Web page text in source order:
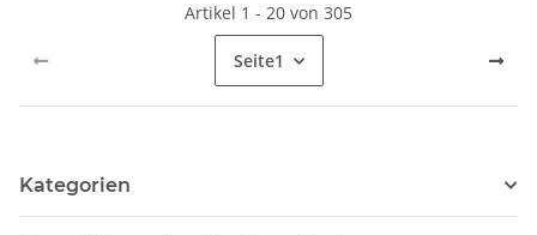
Artikel 1 - 20 von 305
Seite1
Kategorien